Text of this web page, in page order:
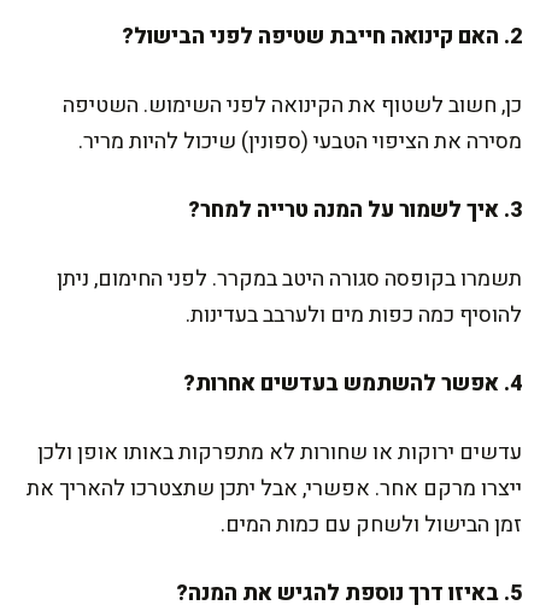
2. האם קינואה חייבת שטיפה לפני הבישול?
כן, חשוב לשטוף את הקינואה לפני השימוש. השטיפה
מסירה את הציפוי הטבעי (ספונין) שיכול להיות מריר.
3. איך לשמור על המנה טרייה למחר?
תשמרו בקופסה סגורה היטב במקרר. לפני החימום, ניתן
להוסיף כמה כפות מים ולערבב בעדינות.
4. אפשר להשתמש בעדשים אחרות?
עדשים ירוקות או שחורות לא מתפרקות באותו אופן ולכן
ייצרו מרקם אחר. אפשרי, אבל יתכן שתצטרכו להאריך את
זמן הבישול ולשחק עם כמות המים.
5. באיזו דרך נוספת להגיש את המנה?